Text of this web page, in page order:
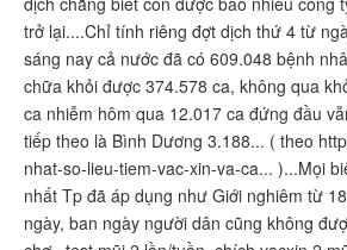
trở lại....Chỉ tính riêng đợt dịch thứ 4 từ
sáng nay cả nước đã có 609.048 bệnh
chữa khỏi được 374.578 ca, không qua
ca nhiễm hôm qua 12.017 ca đứng đầu
tiếp theo là Bình Dương 3.188... ( theo
nhat-so-lieu-tiem-vac-xin-va-ca... )...Mọi
nhất Tp đã áp dụng như Giới nghiêm từ
ngày, ban ngày người dân cũng không